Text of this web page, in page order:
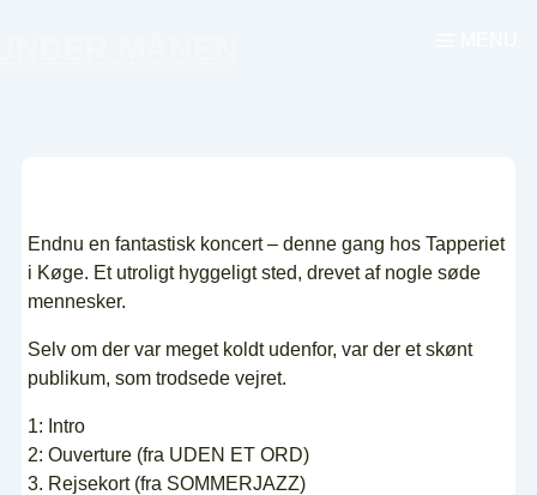
Endnu en fantastisk koncert – denne gang hos Tapperiet
i Køge. Et utroligt hyggeligt sted, drevet af nogle søde
mennesker.
Selv om der var meget koldt udenfor, var der et skønt
publikum, som trodsede vejret.
1: Intro
2: Ouverture (fra UDEN ET ORD)
3. Rejsekort (fra SOMMERJAZZ)